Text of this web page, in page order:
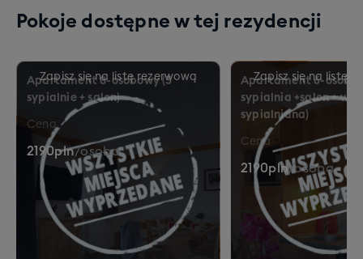
Pokoje dostępne w tej rezydencji
Apartament 8-osobowy (3
sypialnie + salon)
Cena
2190pln/osoba
Apartament 6-
sypialnia +salon +
sypialniana)
Cena
2190pln/osoba